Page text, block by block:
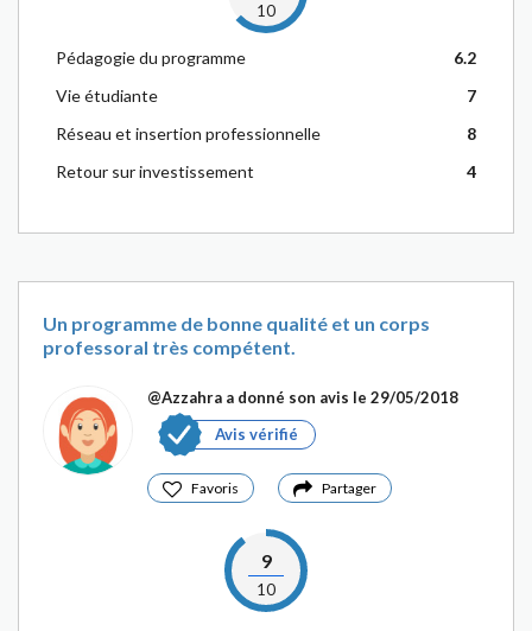
10
Pédagogie du programme
6.2
Vie étudiante
7
Réseau et insertion professionnelle
8
Retour sur investissement
4
Un programme de bonne qualité et un corps
professoral très compétent.
@Azzahra a donné son avis le 29/05/2018
Avis vérifié
Favoris Partager
9
10